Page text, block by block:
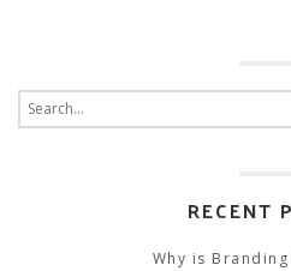
RECENT
Why is